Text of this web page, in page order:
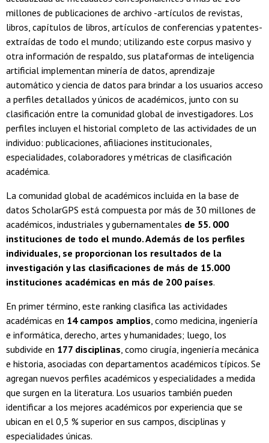
millones de publicaciones de archivo -artículos de revistas,
libros, capítulos de libros, artículos de conferencias y patentes-
extraídas de todo el mundo; utilizando este corpus masivo y
otra información de respaldo, sus plataformas de inteligencia
artificial implementan minería de datos, aprendizaje
automático y ciencia de datos para brindar a los usuarios acceso
a perfiles detallados y únicos de académicos, junto con su
clasificación entre la comunidad global de investigadores. Los
perfiles incluyen el historial completo de las actividades de un
individuo: publicaciones, afiliaciones institucionales,
especialidades, colaboradores y métricas de clasificación
académica.
La comunidad global de académicos incluida en la base de
datos ScholarGPS está compuesta por más de 30 millones de
académicos, industriales y gubernamentales de 55. 000
instituciones de todo el mundo. Además de los perfiles
individuales, se proporcionan los resultados de la
investigación y las clasificaciones de más de 15.000
instituciones académicas en más de 200 países.
En primer término, este ranking clasifica las actividades
académicas en 14 campos amplios , como medicina, ingeniería
e informática, derecho, artes y humanidades; luego, los
subdivide en 177 disciplinas , como cirugía, ingeniería mecánica
e historia, asociadas con departamentos académicos típicos. Se
agregan nuevos perfiles académicos y especialidades a medida
que surgen en la literatura. Los usuarios también pueden
identificar a los mejores académicos por experiencia que se
ubican en el 0,5 % superior en sus campos, disciplinas y
especialidades únicas.